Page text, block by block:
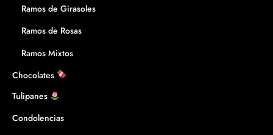
Ramos de Girasoles
Ramos de Rosas
Ramos Mixtos
Chocolates
Tulipanes
Condolencias